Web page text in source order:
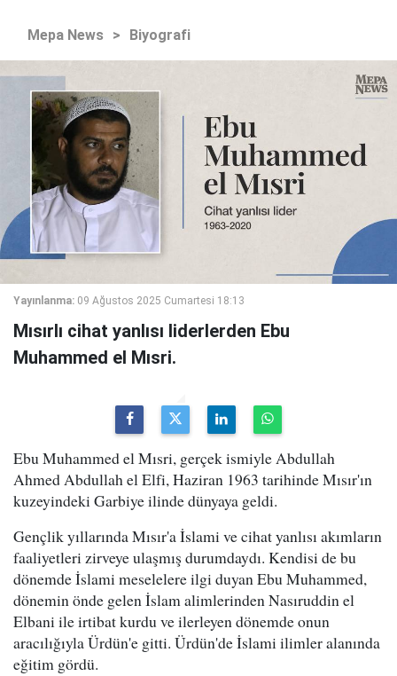
Mepa News > Biyografi
Yayınlanma: 09 Ağustos 2025 Cumartesi 18:13
Mısırlı cihat yanlısı liderlerden Ebu
Muhammed el Mısri.
Ebu Muhammed el Mısri, gerçek ismiyle Abdullah
Ahmed Abdullah el Elfi, Haziran 1963 tarihinde Mısır'ın
kuzeyindeki Garbiye ilinde dünyaya geldi.
Gençlik yıllarında Mısır'a İslami ve cihat yanlısı akımların
faaliyetleri zirveye ulaşmış durumdaydı. Kendisi de bu
dönemde İslami meselelere ilgi duyan Ebu Muhammed,
dönemin önde gelen İslam alimlerinden Nasıruddin el
Elbani ile irtibat kurdu ve ilerleyen dönemde onun
aracılığıyla Ürdün'e gitti. Ürdün'de İslami ilimler alanında
eğitim gördü.